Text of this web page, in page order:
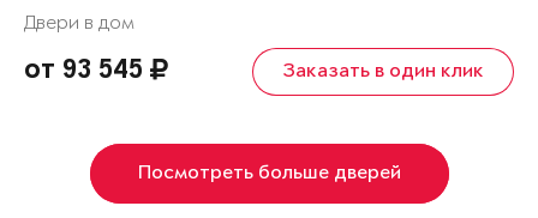
Двери в дом
от 93 545 Заказать в один клик
Посмотреть больше дверей